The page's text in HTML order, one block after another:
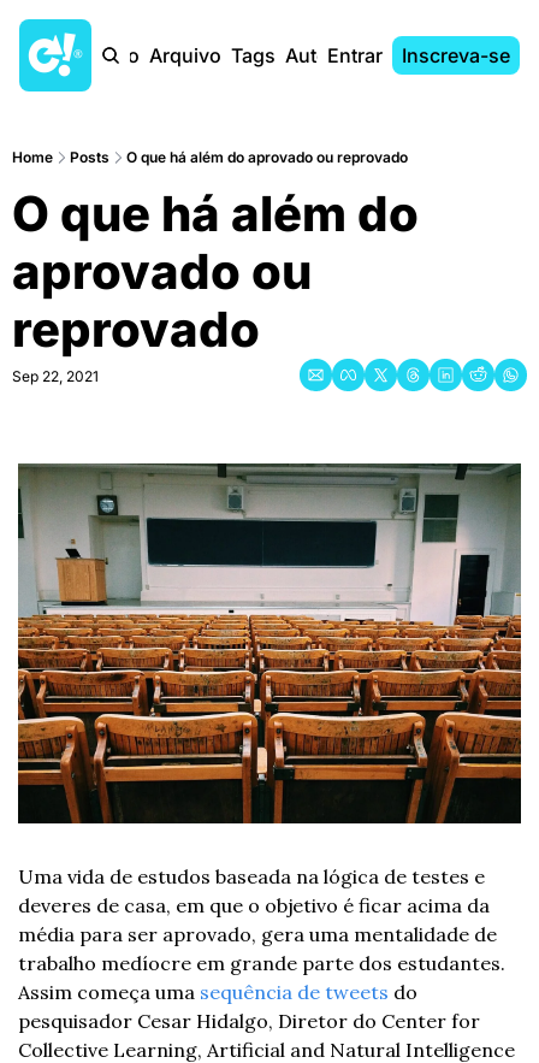
Início Arquivo Tags AutoresEntrar Inscreva-se
Home Posts O que há além do aprovado ou reprovado
O que há além do
aprovado ou
reprovado
Sep 22, 2021
Uma vida de estudos baseada na lógica de testes e
deveres de casa, em que o objetivo é ficar acima da
média para ser aprovado, gera uma mentalidade de
trabalho medíocre em grande parte dos estudantes.
Assim começa uma sequência de tweets do
pesquisador Cesar Hidalgo, Diretor do Center for
Collective Learning, Artificial and Natural Intelligence